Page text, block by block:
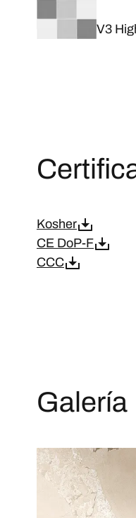
V3
Kosher
CE DoP-F
CCC
Galería